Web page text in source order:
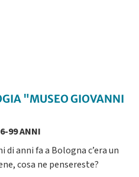
"MUSEO GIOVANNI
99 ANNI
anni fa a Bologna c’era un
cosa ne pensereste?